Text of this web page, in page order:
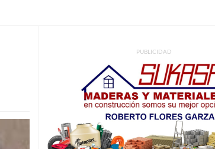
PUBLICIDAD